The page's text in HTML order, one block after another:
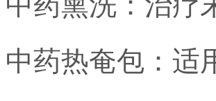
药热奄包：适